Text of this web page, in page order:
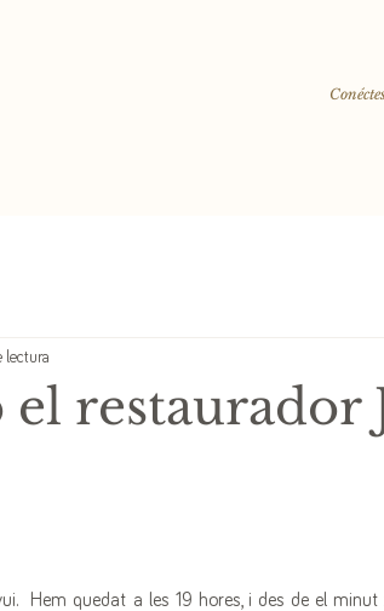
restaurador
lectura
Hem quedat a les 19 hores, i des de el